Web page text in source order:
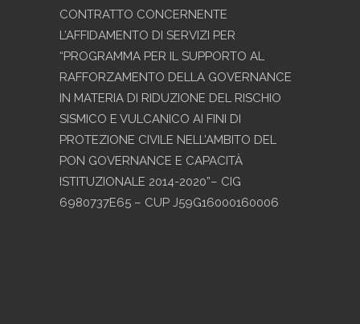
CONTRATTO CONCERNENTE
L’AFFIDAMENTO DI SERVIZI PER
“PROGRAMMA PER IL SUPPORTO AL
RAFFORZAMENTO DELLA GOVERNANCE
IN MATERIA DI RIDUZIONE DEL RISCHIO
SISMICO E VULCANICO AI FINI DI
PROTEZIONE CIVILE NELL’AMBITO DEL
PON GOVERNANCE E CAPACITÀ
ISTITUZIONALE 2014-2020”– CIG
6980737E65 – CUP J59G16000160006